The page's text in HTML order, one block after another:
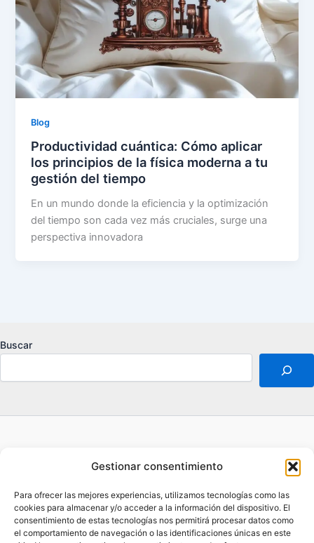
Gestionar consentimiento
Para ofrecer las mejores experiencias, utilizamos tecnologías como las
cookies para almacenar y/o acceder a la información del dispositivo. El
consentimiento de estas tecnologías nos permitirá procesar datos como
el comportamiento de navegación o las identificaciones únicas en este
Blog
Productividad cuántica: Cómo aplicar
los principios de la física moderna a tu
gestión del tiempo
En un mundo donde la eficiencia y la optimización
del tiempo son cada vez más cruciales, surge una
perspectiva innovadora
Buscar
Aviso legal
Contacto
Política de privacidad
Opt-out preferences